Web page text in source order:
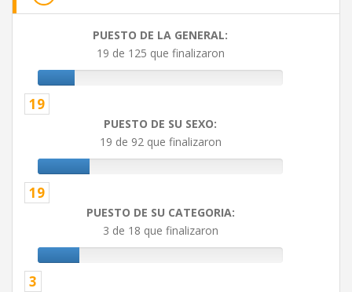
PUESTO DE LA GENERAL:
19 de 125 que finalizaron
19
PUESTO DE SU SEXO:
19 de 92 que finalizaron
19
PUESTO DE SU CATEGORIA:
3 de 18 que finalizaron
3